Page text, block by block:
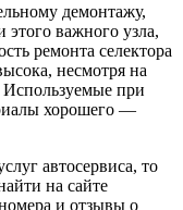
демонтажу,
этого важного узла,
ремонта селектора
несмотря на
Используемые при
хорошего —
автосервиса, то
на сайте
и отзывы о